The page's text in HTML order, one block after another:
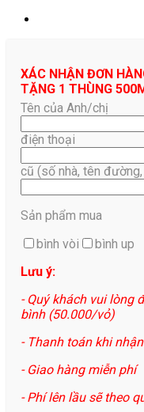
XÁC NHẬN ĐƠN
TẶNG 1 THÙNG
Tên của Anh/chị
điện thoại
cũ (số nhà, tên
Sản phẩm mua
bình vòi
bình up
Lưu ý:
- Quý khách vui lòng
bình (50.000/vỏ)
- Thanh toán khi
- Giao hàng miễn phí
- Phí lên lầu sẽ theo